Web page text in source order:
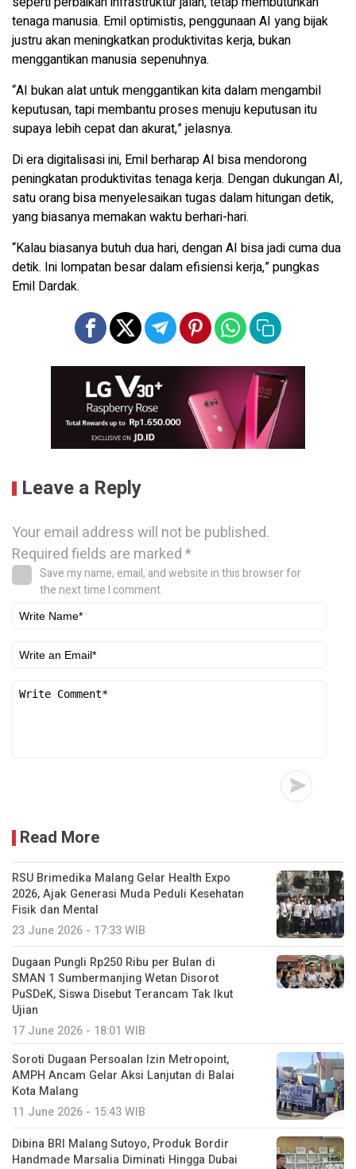
tenaga manusia. Emil optimistis, penggunaan AI yang bijak
justru akan meningkatkan produktivitas kerja, bukan
menggantikan manusia sepenuhnya.
“AI bukan alat untuk menggantikan kita dalam mengambil
keputusan, tapi membantu proses menuju keputusan itu
supaya lebih cepat dan akurat,” jelasnya.
Di era digitalisasi ini, Emil berharap AI bisa mendorong
peningkatan produktivitas tenaga kerja. Dengan dukungan AI,
satu orang bisa menyelesaikan tugas dalam hitungan detik,
yang biasanya memakan waktu berhari-hari.
“Kalau biasanya butuh dua hari, dengan AI bisa jadi cuma dua
detik. Ini lompatan besar dalam efisiensi kerja,” pungkas
Emil Dardak.
Leave a Reply
Your email address will not be published.
Required fields are marked*
Save my name, email, and website in this browser for
the next time I comment.
Read More
RSU Brimedika Malang Gelar Health Expo
2026, Ajak Generasi Muda Peduli Kesehatan
Fisik dan Mental
23 June 2026 - 17:33 WIB
Dugaan Pungli Rp250 Ribu per Bulan di
SMAN 1 Sumbermanjing Wetan Disorot
PuSDeK, Siswa Disebut Terancam Tak Ikut
Ujian
17 June 2026 - 18:01 WIB
Soroti Dugaan Persoalan Izin Metropoint,
AMPH Ancam Gelar Aksi Lanjutan di Balai
Kota Malang
11 June 2026 - 15:43 WIB
Dibina BRI Malang Sutoyo, Produk Bordir
Handmade Marsalia Diminati Hingga Dubai